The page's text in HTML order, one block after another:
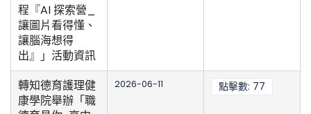
程『AI 探索營_
讓圖片看得懂、
讓腦海想得
出』」活動資訊
轉知德育護理健
康學院舉辦「職
2026-06-11 點擊數: 77